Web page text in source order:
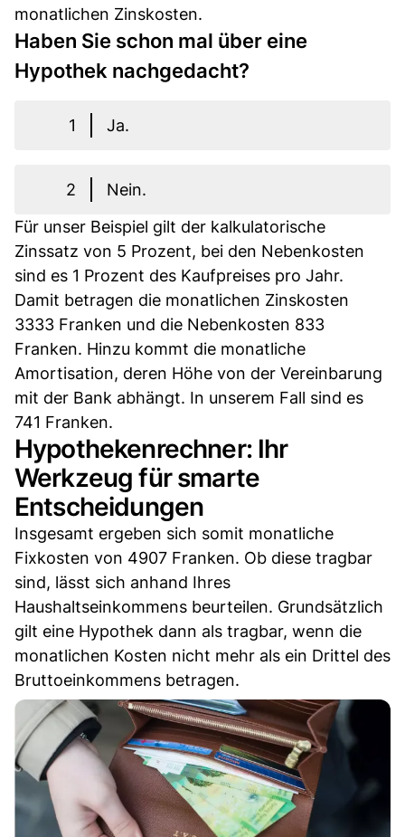
monatlichen Zinskosten.
Haben Sie schon mal über eine
Hypothek nachgedacht?
1 Ja.
2
Nein.
Für unser Beispiel gilt der kalkulatorische
Zinssatz von 5 Prozent, bei den Nebenkosten
sind es 1 Prozent des Kaufpreises pro Jahr.
Damit betragen die monatlichen Zinskosten
3333 Franken und die Nebenkosten 833
Franken. Hinzu kommt die monatliche
Amortisation, deren Höhe von der Vereinbarung
mit der Bank abhängt. In unserem Fall sind es
741 Franken.
Hypothekenrechner: Ihr
Werkzeug für smarte
Entscheidungen
Insgesamt ergeben sich somit monatliche
Fixkosten von 4907 Franken. Ob diese tragbar
sind, lässt sich anhand Ihres
Haushaltseinkommens beurteilen. Grundsätzlich
gilt eine Hypothek dann als tragbar, wenn die
monatlichen Kosten nicht mehr als ein Drittel des
Bruttoeinkommens betragen.